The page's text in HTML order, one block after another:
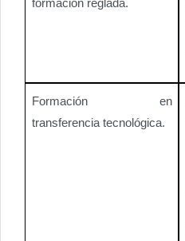
Formación en
transferencia tecnológica.